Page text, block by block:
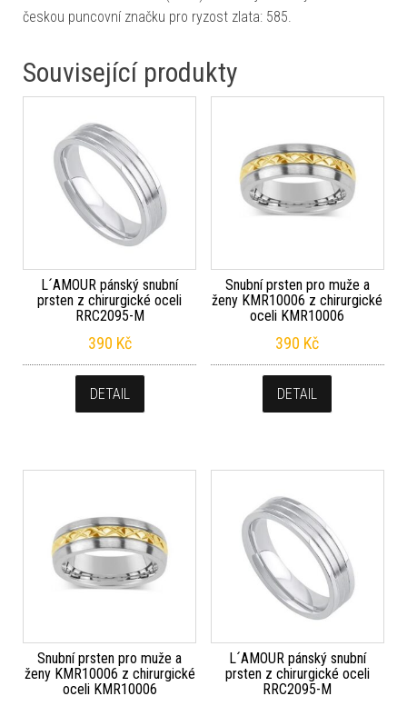
českou puncovní značku pro ryzost zlata: 585.
Související produkty
L´AMOUR pánský snubní
prsten z chirurgické oceli
RRC2095-M
390 Kč
DETAIL
Snubní prsten pro muže a
ženy KMR10006 z chirurgické
oceli KMR10006
390 Kč
DETAIL
Snubní prsten pro muže a
ženy KMR10006 z chirurgické
oceli KMR10006
L´AMOUR pánský snubní
prsten z chirurgické oceli
RRC2095-M